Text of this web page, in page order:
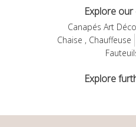
Explore
Canapés Art Déco
Chaise , Chauffeuse
Explore